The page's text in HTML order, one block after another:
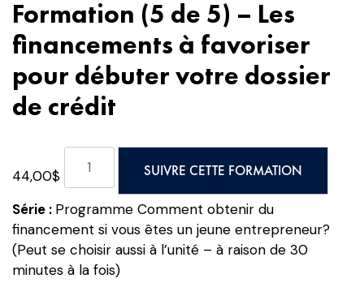
Formation (5 de 5) – Les
financements à favoriser
pour débuter votre dossier
de crédit
44,00$
Comment
obtenir
du
financement
si
SUIVRE CETTE FORMATION
Série : Programme Comment obtenir du
financement si vous êtes un jeune entrepreneur?
(Peut se choisir aussi à l’unité – à raison de 30
minutes à la fois)